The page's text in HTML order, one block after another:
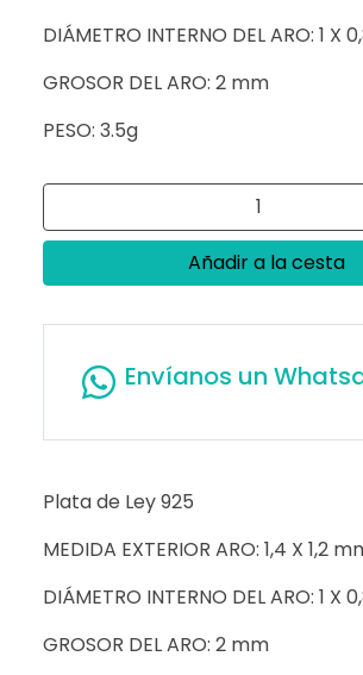
DIÁMETRO INTERNO DEL ARO: 1 X
GROSOR DEL ARO: 2 mm
PESO: 3.5g
Añadir a la cesta
Envíanos un
Plata de Ley 925
MEDIDA EXTERIOR ARO: 1,4 X 1,2
DIÁMETRO INTERNO DEL ARO: 1 X
GROSOR DEL ARO: 2 mm